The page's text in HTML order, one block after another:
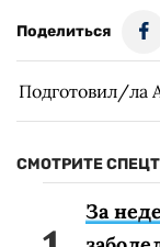
Поделиться
Подготовил/ла
СМОТРИТЕ
За